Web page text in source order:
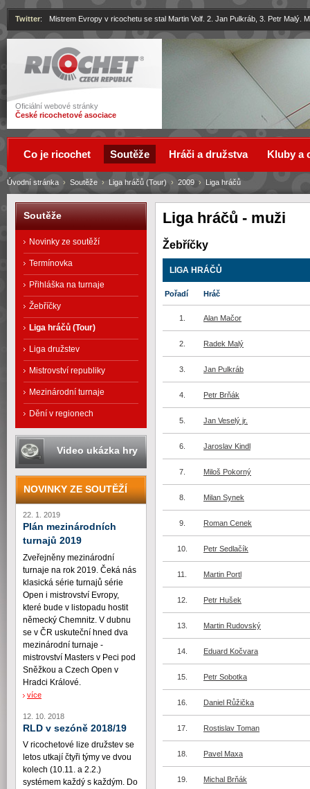
Ricochet
Oficiální webové stránky
České ricochetové asociace
Twitter: Mistrem Evropy v ricochetu se stal Martin Volf. 2. Jan Pulkráb, 3. Petr Malý.
Liga hráčů - muži
Žebříčky
LIGA HRÁČŮ
Pořadí Hráč
1. Alan Mačor
2. Radek Malý
3. Jan Pulkráb
4. Petr Brňák
5. Jan Veselý jr.
6. Jaroslav Kindl
7. Miloš Pokorný
8. Milan Synek
9. Roman Cenek
10. Petr Sedlačík
11. Martin Portl
12. Petr Hušek
13. Martin Rudovský
14. Eduard Kočvara
15. Petr Sobotka
16. Daniel Růžička
17. Rostislav Toman
18. Pavel Maxa
19. Michal Brňák
Úvodní stránka › Soutěže › Liga hráčů (Tour) › 2009 › Liga hráčů
Co je ricochet Soutěže Hráči a družstva Kluby a
Soutěže
Novinky ze soutěží
Termínovka
Přihláška na turnaje
Žebříčky
Liga hráčů (Tour)
Liga družstev
Mistrovství republiky
Mezinárodní turnaje
Dění v regionech
Video ukázka hry
NOVINKY ZE SOUTĚŽÍ
22. 1. 2019
Plán mezinárodních
turnajů 2019
Zveřejněny mezinárodní
turnaje na rok 2019. Čeká nás
klasická série turnajů série
Open i mistrovství Evropy,
které bude v listopadu hostit
německý Chemnitz. V dubnu
se v ČR uskuteční hned dva
mezinárodní turnaje -
mistrovství Masters v Peci pod
Sněžkou a Czech Open v
Hradci Králové.
více
12. 10. 2018
RLD v sezóně 2018/19
V ricochetové lize družstev se
letos utkají čtyři týmy ve dvou
kolech (10.11. a 2.2.)
systémem každý s každým. Do